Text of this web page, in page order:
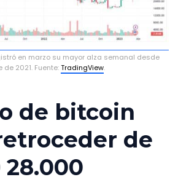
en marzo su mayor alza semanal desde
de 2021. Fuente:TradingView.
de bitcoin
de
28.000